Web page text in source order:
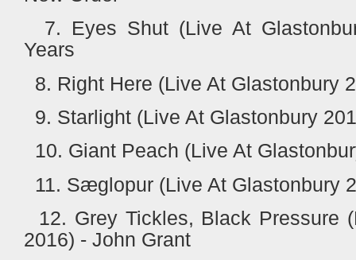
7. Eyes Shut (Live At
Years
8. Right Here (Live At Glastonbury
9. Starlight (Live At Glastonbury
10. Giant Peach (Live At
11. Sæglopur (Live At Glastonbury
12. Grey Tickles, Black Pressure
2016) - John Grant